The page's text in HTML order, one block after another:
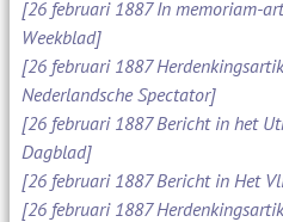
[26 februari 1887 In memoriam-
Weekblad]
[26 februari 1887
Nederlandsche Spectator]
[26 februari 1887 Bericht in het
Dagblad]
[26 februari 1887 Bericht in Het
[26 februari 1887